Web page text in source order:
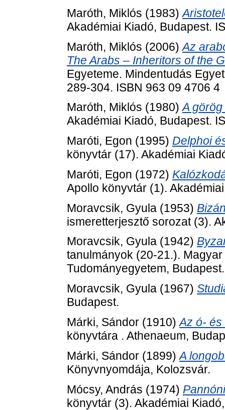
Maróth, Miklós (1983)
Akadémiai Kiadó, Budapest.
Maróth, Miklós (2006)Az
The Arabs – Inheritors of the
Egyeteme. Mindentudás
289-304. ISBN 963 09 4706 4
Maróth, Miklós (1980)A
Akadémiai Kiadó, Budapest.
Maróti, Egon (1995) Delphoi
könyvtár (17). Akadémiai
Maróti, Egon (1972)
Apollo könyvtár (1).
Moravcsik, Gyula (1953)
ismeretterjesztő sorozat (3).
Moravcsik, Gyula (1942)
tanulmányok (20-21.).
Tudományegyetem, Budapest.
Moravcsik, Gyula (1967)
Budapest.
Márki, Sándor (1910)Az ó-
könyvtára . Athenaeum,
Márki, Sándor (1899)A
Könyvnyomdája, Kolozsvár.
Mócsy, András (1974)
könyvtár (3). Akadémiai